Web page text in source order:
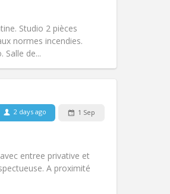
Studio 2 pièces
normes incendies.
Salle de...
calm
2 days ago 1 Sep
entree privative et
A proximité
studious